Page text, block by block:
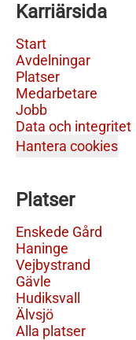
Karriärsida
Start
Avdelningar
Platser
Medarbetare
Jobb
Data och integritet
Hantera cookies
Platser
Enskede Gård
Haninge
Vejbystrand
Gävle
Hudiksvall
Älvsjö
Alla platser